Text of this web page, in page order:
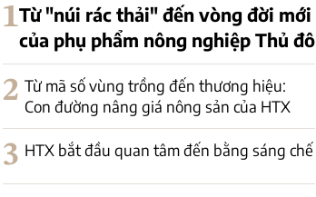
1Từ "núi rác thải" đến vòng đời mới
của phụ phẩm nông nghiệp Thủ đô
2 Từ mã số vùng trồng đến thương hiệu:
Con đường nâng giá nông sản của HTX
3 HTX bắt đầu quan tâm đến bằng sáng chế